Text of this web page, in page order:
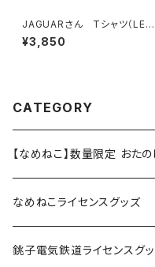
JAGUARさん Tシャツ（LEGE
ND-B）Black
¥3,850
CATEGORY
【なめねこ】数量限定 おた
なめねこライセンスグッズ
Tシャツ
銚子電気鉄道ライセンスグ